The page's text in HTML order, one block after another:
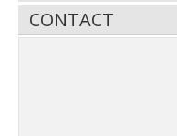
CONTACT